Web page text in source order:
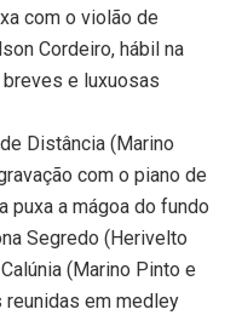
com o violão de
Cordeiro, hábil na
e luxuosas
Distância (Marino
com o piano de
puxa a mágoa do fundo
Segredo (Herivelto
(Marino Pinto e
reunidas em medley